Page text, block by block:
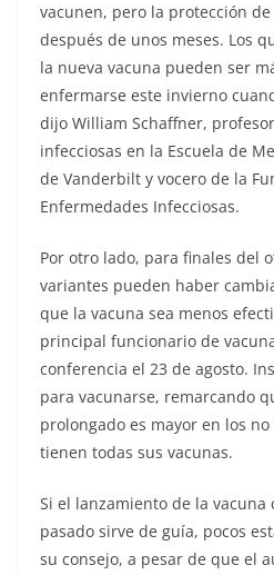
vacunen, pero la protección
después de unos meses. Los
la nueva vacuna pueden ser
enfermarse este invierno
dijo William Schaffner,
infecciosas en la Escuela de
de Vanderbilt y vocero de la
Enfermedades Infecciosas.
Por otro lado, para finales del
variantes pueden haber
que la vacuna sea menos
principal funcionario de
conferencia el 23 de agosto.
para vacunarse, remarcando
prolongado es mayor en los
tienen todas sus vacunas.
Si el lanzamiento de la
pasado sirve de guía, pocos
su consejo, a pesar de que el